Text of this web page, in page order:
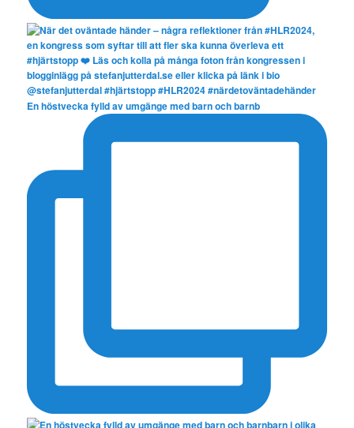
En höstvecka fylld av umgänge med barn och barnb